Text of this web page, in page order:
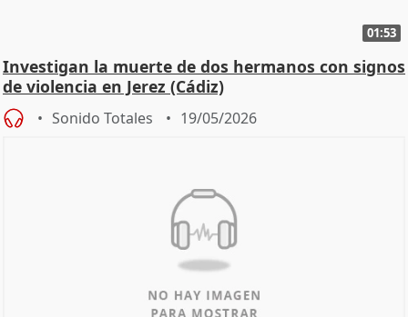
01:53
Investigan la muerte de dos hermanos con signos
de violencia en Jerez (Cádiz)
Sonido Totales 19/05/2026